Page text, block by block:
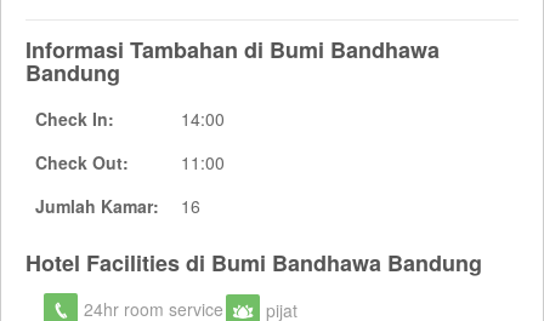
Informasi Tambahan di Bumi Bandhawa
Bandung
Check In:
14:00
Check Out:
11:00
Jumlah Kamar:
16
Hotel Facilities di Bumi Bandhawa Bandung
24hr room service
pijat